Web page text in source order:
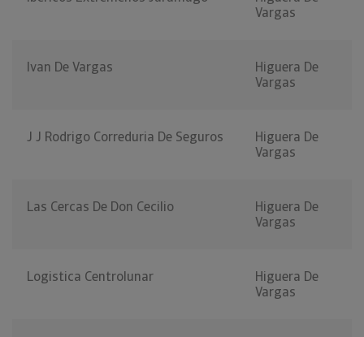
Vargas
Ivan De Vargas
Higuera De
Vargas
J J Rodrigo Correduria De Seguros
Higuera De
Vargas
Las Cercas De Don Cecilio
Higuera De
Vargas
Logistica Centrolunar
Higuera De
Vargas